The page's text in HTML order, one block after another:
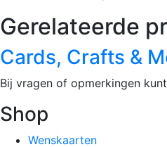
Gerelateerde
Cards, Crafts &
Bij vragen of opmerkingen
Shop
Wenskaarten